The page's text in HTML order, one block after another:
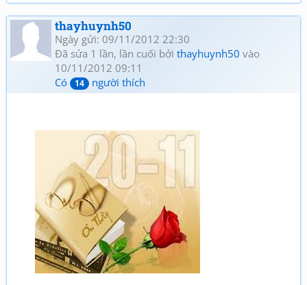
thayhuynh50
Ngày gửi: 09/11/2012 22:30
Đã sửa 1 lần, lần cuối bởi thayhuynh50 vào
10/11/2012 09:11
Có
14 người thích